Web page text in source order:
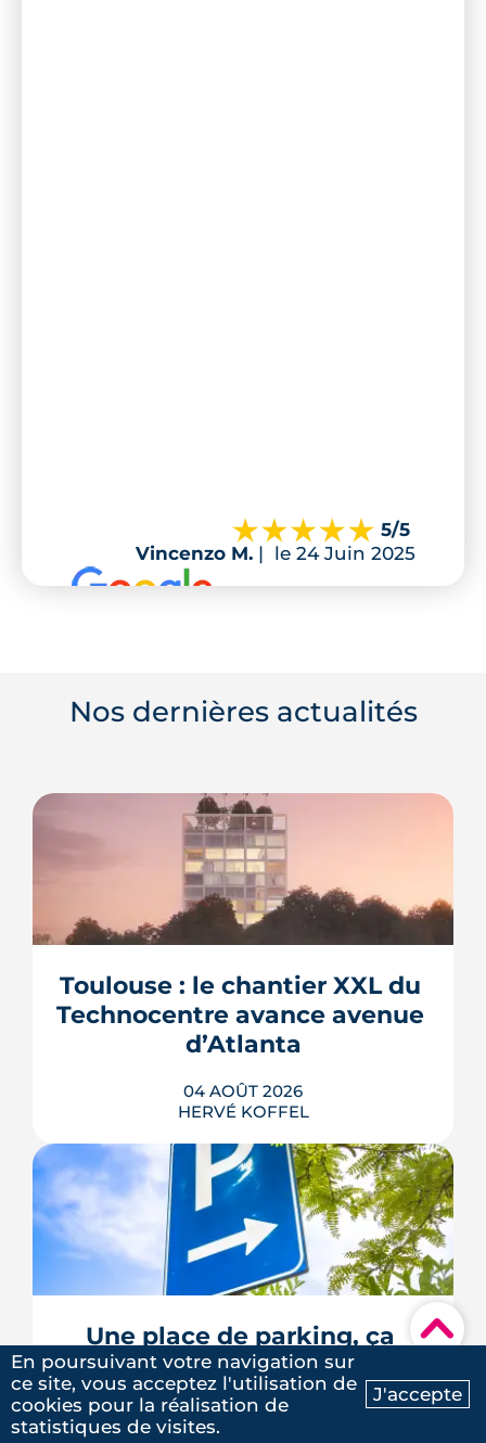
Ma recherche Contactez-nous
▾
5/5
Vincenzo M. | le 24 Juin 2025
Nos dernières actualités
Toulouse : le chantier XXL du
Technocentre avance avenue
d’Atlanta
04 AOÛT 2026
HERVÉ KOFFEL
Avenue d'Atlanta, à la Roseraie, un
chantier de six hectares réorganise les
coulisses techniques de Toulouse
Métropole. Derrière les buttes de terre
déménagement de services, plusieurs
chiffrages officiels et un bras de fer
environnemental.
LIRE L'ARTICLE
Une place de parking, ça
rapporte combien à Toulouse
?
En poursuivant votre navigation sur
ce site, vous acceptez l'utilisation de
cookies pour la réalisation de
statistiques de visites.
J'accepte